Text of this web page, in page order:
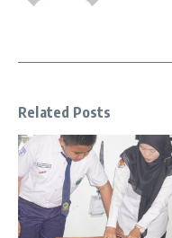
Related Posts